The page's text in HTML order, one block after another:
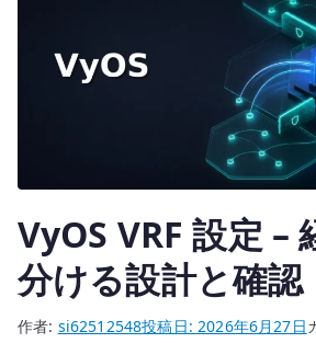
VyOS VRF 設定 –
分ける設計と確認
作者: si62512548投稿日:2026年6月27日